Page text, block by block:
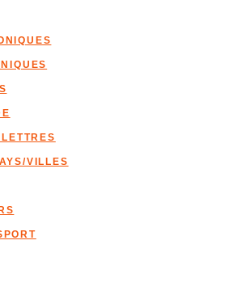
VILLES